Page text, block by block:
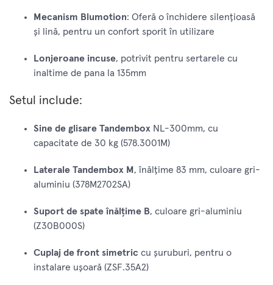
Mecanism Blumotion: Oferă o închidere silențioasă
și lină, pentru un confort sporit în utilizare
Lonjeroane incuse, potrivit pentru sertarele cu
inaltime de pana la 135mm
Setul include:
Sine de glisare Tandembox NL-300mm, cu
capacitate de 30 kg (578.3001M)
Laterale Tandembox M , înălțime 83 mm, culoare gri-
aluminiu (378M2702SA)
Suport de spate înălțime B, culoare gri-aluminiu
(Z30B000S)
Cuplaj de front simetric cu șuruburi, pentru o
instalare ușoară (ZSF.35A2)